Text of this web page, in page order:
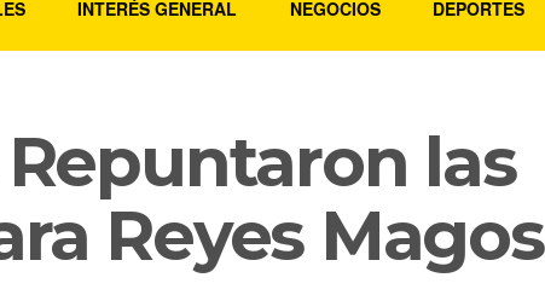
INTERÉS GENERAL NEGOCIOS DEPORTES
las
Reyes Magos